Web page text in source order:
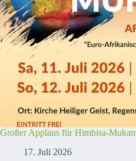
Großer Applaus für Himbisa-
17. Juli 2026